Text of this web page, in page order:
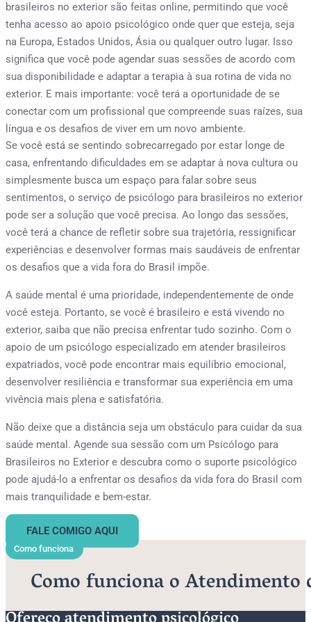
brasileiros no exterior são feitas online, permitindo que você
tenha acesso ao apoio psicológico onde quer que esteja, seja
na Europa, Estados Unidos, Ásia ou qualquer outro lugar. Isso
significa que você pode agendar suas sessões de acordo com
sua disponibilidade e adaptar a terapia à sua rotina de vida no
exterior. E mais importante: você terá a oportunidade de se
conectar com um profissional que compreende suas raízes, sua
língua e os desafios de viver em um novo ambiente.
Se você está se sentindo sobrecarregado por estar longe de
casa, enfrentando dificuldades em se adaptar à nova cultura ou
simplesmente busca um espaço para falar sobre seus
sentimentos, o serviço de psicólogo para brasileiros no exterior
pode ser a solução que você precisa. Ao longo das sessões,
você terá a chance de refletir sobre sua trajetória, ressignificar
experiências e desenvolver formas mais saudáveis de enfrentar
os desafios que a vida fora do Brasil impõe.
A saúde mental é uma prioridade, independentemente de onde
você esteja. Portanto, se você é brasileiro e está vivendo no
exterior, saiba que não precisa enfrentar tudo sozinho. Com o
apoio de um psicólogo especializado em atender brasileiros
expatriados, você pode encontrar mais equilíbrio emocional,
desenvolver resiliência e transformar sua experiência em uma
vivência mais plena e satisfatória.
Não deixe que a distância seja um obstáculo para cuidar da sua
saúde mental. Agende sua sessão com um Psicólogo para
Brasileiros no Exterior e descubra como o suporte psicológico
pode ajudá-lo a enfrentar os desafios da vida fora do Brasil com
mais tranquilidade e bem-estar.
FALE COMIGO AQUI
Como funciona
Como funciona o